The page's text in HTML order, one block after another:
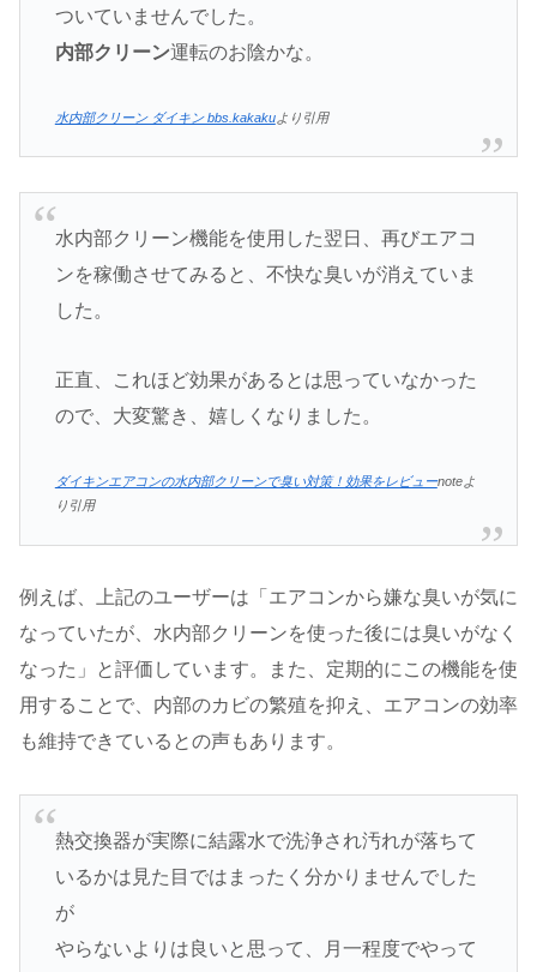
ついていませんでした。
内部クリーン運転のお陰かな。
水内部クリーン ダイキン bbs.kakakuより引用
水内部クリーン機能を使用した翌日、再びエアコ
ンを稼働させてみると、不快な臭いが消えていま
した。
正直、これほど効果があるとは思っていなかった
ので、大変驚き、嬉しくなりました。
ダイキンエアコンの水内部クリーンで臭い対策！効果をレビューnoteよ
り引用
例えば、上記のユーザーは「エアコンから嫌な臭いが気に
なっていたが、水内部クリーンを使った後には臭いがなく
なった」と評価しています​​。また、定期的にこの機能を使
用することで、内部のカビの繁殖を抑え、エアコンの効率
も維持できているとの声もあります。
熱交換器が実際に結露水で洗浄され汚れが落ちて
いるかは見た目ではまったく分かりませんでした
が
やらないよりは良いと思って、月一程度でやって